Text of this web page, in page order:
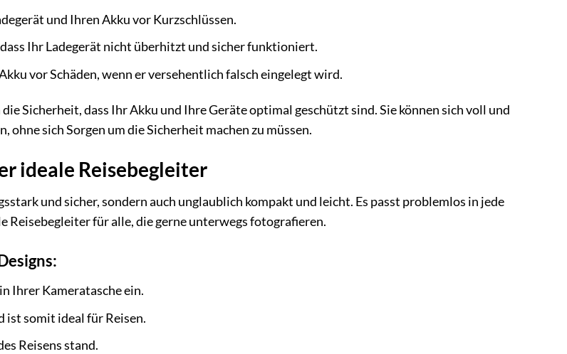
und Ihren Akku vor Kurzschlüssen.
Ihr Ladegerät nicht überhitzt und sicher funktioniert.
vor Schäden, wenn er versehentlich falsch eingelegt wird.
Sicherheit, dass Ihr Akku und Ihre Geräte optimal geschützt sind. Sie können sich voll und
ohne sich Sorgen um die Sicherheit machen zu müssen.
ideale Reisebegleiter
und sicher, sondern auch unglaublich kompakt und leicht. Es passt problemlos in jede
Reisebegleiter für alle, die gerne unterwegs fotografieren.
Ihrer Kameratasche ein.
ist somit ideal für Reisen.
Reisens stand.